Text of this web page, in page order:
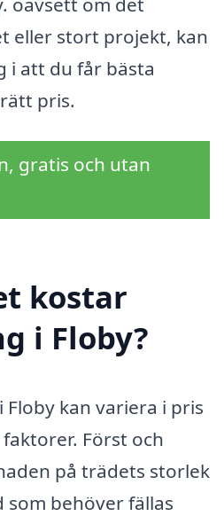
eller stort projekt, kan
i att du får bästa
pris.
gratis och utan
kostar
i Floby?
kan variera i pris
Först och
på trädets storlek
behöver fällas